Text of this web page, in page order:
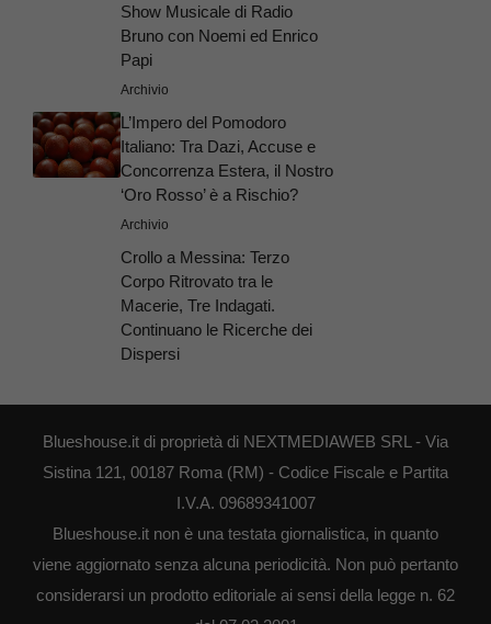
Show Musicale di Radio
Bruno con Noemi ed Enrico
Papi
Archivio
L’Impero del Pomodoro
Italiano: Tra Dazi, Accuse e
Concorrenza Estera, il Nostro
‘Oro Rosso’ è a Rischio?
Archivio
Crollo a Messina: Terzo
Corpo Ritrovato tra le
Macerie, Tre Indagati.
Continuano le Ricerche dei
Dispersi
Blueshouse.it di proprietà di NEXTMEDIAWEB SRL - Via
Sistina 121, 00187 Roma (RM) - Codice Fiscale e Partita
I.V.A. 09689341007
Blueshouse.it non è una testata giornalistica, in quanto
viene aggiornato senza alcuna periodicità. Non può pertanto
considerarsi un prodotto editoriale ai sensi della legge n. 62